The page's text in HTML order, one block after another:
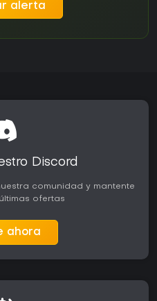
alerta
Discord
comunidad y mantente
ofertas
ahora